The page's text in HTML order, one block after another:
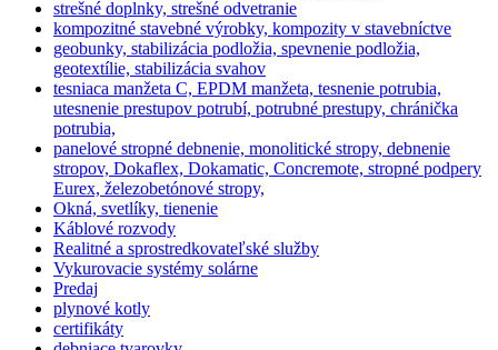
strešné doplnky, strešné odvetranie
kompozitné stavebné výrobky, kompozity v stavebníctve
geobunky, stabilizácia podložia, spevnenie podložia,
geotextílie, stabilizácia svahov
tesniaca manžeta C, EPDM manžeta, tesnenie potrubia,
utesnenie prestupov potrubí, potrubné prestupy, chránička
potrubia,
panelové stropné debnenie, monolitické stropy, debnenie
stropov, Dokaflex, Dokamatic, Concremote, stropné podpery
Eurex, železobetónové stropy,
Okná, svetlíky, tienenie
Káblové rozvody
Realitné a sprostredkovateľské služby
Vykurovacie systémy solárne
Predaj
plynové kotly
certifikáty